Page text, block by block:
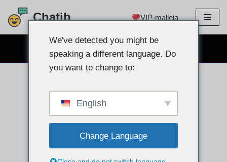
Siirry
Chatib VIP-malleja
We've detected you might be
speaking a different language. Do
you want to change to:
English
Change Language